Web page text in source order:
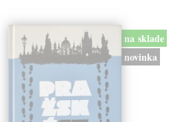
na sklade
novinka